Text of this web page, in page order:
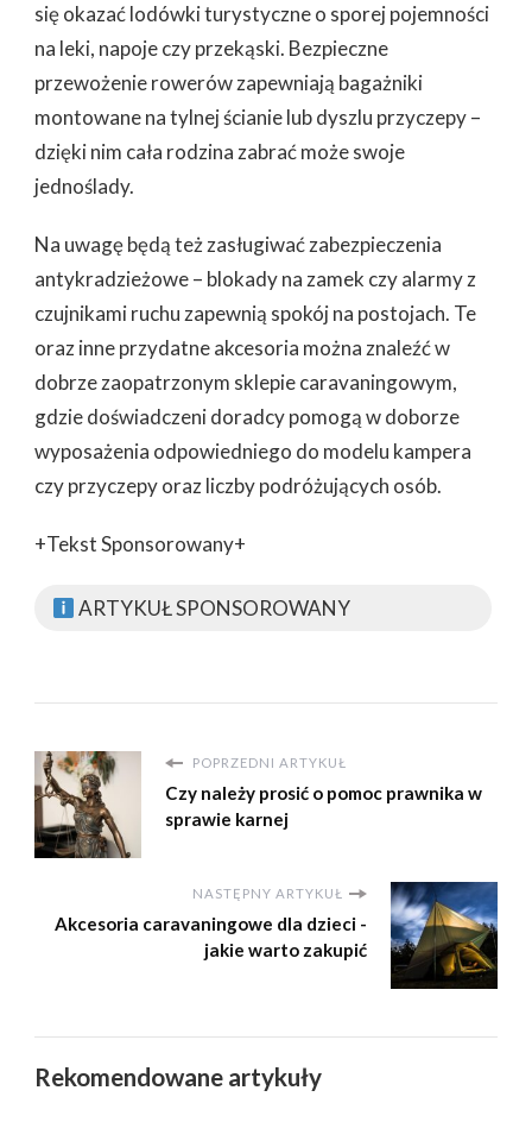
się okazać lodówki turystyczne o sporej pojemności
na leki, napoje czy przekąski. Bezpieczne
przewożenie rowerów zapewniają bagażniki
montowane na tylnej ścianie lub dyszlu przyczepy –
dzięki nim cała rodzina zabrać może swoje
jednoślady.
Na uwagę będą też zasługiwać zabezpieczenia
antykradzieżowe – blokady na zamek czy alarmy z
czujnikami ruchu zapewnią spokój na postojach. Te
oraz inne przydatne akcesoria można znaleźć w
dobrze zaopatrzonym sklepie caravaningowym,
gdzie doświadczeni doradcy pomogą w doborze
wyposażenia odpowiedniego do modelu kampera
czy przyczepy oraz liczby podróżujących osób.
+Tekst Sponsorowany+
ARTYKUŁ SPONSOROWANY
POPRZEDNI ARTYKUŁ
Czy należy prosić o pomoc prawnika w
sprawie karnej
NASTĘPNY ARTYKUŁ
Akcesoria caravaningowe dla dzieci -
jakie warto zakupić
Rekomendowane artykuły